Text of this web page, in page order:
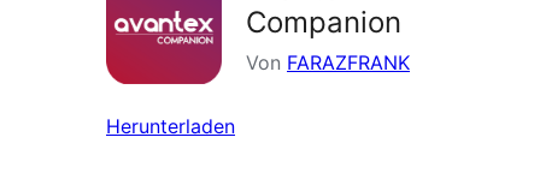
Companion
Von FARAZFRANK
Herunterladen